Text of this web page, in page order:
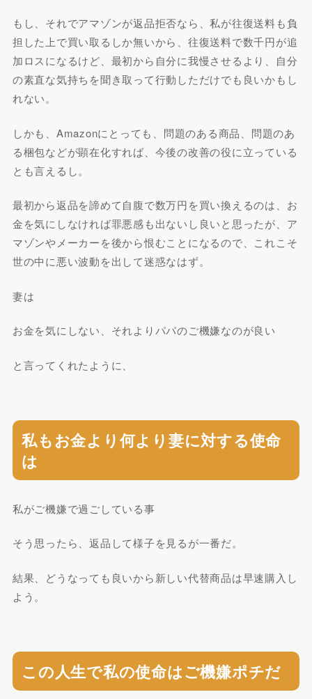
もし、それでアマゾンが返品拒否なら、私が往復送料も負
担した上で買い取るしか無いから、往復送料で数千円が追
加ロスになるけど、最初から自分に我慢させるより、自分
の素直な気持ちを聞き取って行動しただけでも良いかもし
れない。
しかも、Amazonにとっても、問題のある商品、問題のあ
る梱包などが顕在化すれば、今後の改善の役に立っている
とも言えるし。
最初から返品を諦めて自腹で数万円を買い換えるのは、お
金を気にしなければ罪悪感も出ないし良いと思ったが、ア
マゾンやメーカーを後から恨むことになるので、これこそ
世の中に悪い波動を出して迷惑なはず。
妻は
お金を気にしない、それよりパパのご機嫌なのが良い
と言ってくれたように、
私もお金より何より妻に対する使命
は
私がご機嫌で過ごしている事
そう思ったら、返品して様子を見るが一番だ。
結果、どうなっても良いから新しい代替商品は早速購入し
よう。
この人生で私の使命はご機嫌ポチだ